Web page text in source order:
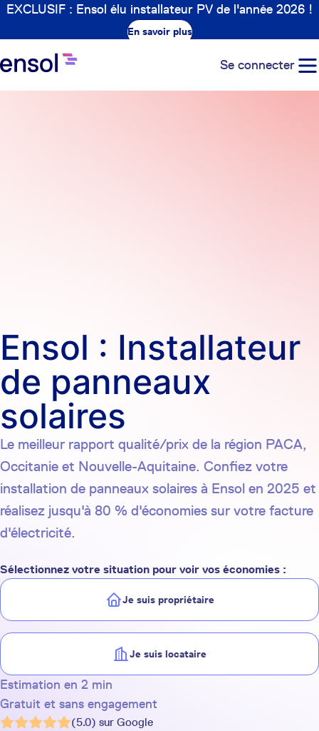
EXCLUSIF : Ensol élu installateur PV de l'année 2026 !
En savoir plus
Se connecter
Ensol : Installateur
de panneaux
solaires
Le meilleur rapport qualité/prix de la région PACA,
Occitanie et Nouvelle-Aquitaine. Confiez votre
installation de panneaux solaires à Ensol en 2025 et
réalisez jusqu'à 80 % d'économies sur votre facture
d'électricité.
Sélectionnez votre situation pour voir vos économies :
Je suis propriétaire
Je suis locataire
Estimation en 2 min
Gratuit et sans engagement
(5.0) sur Google